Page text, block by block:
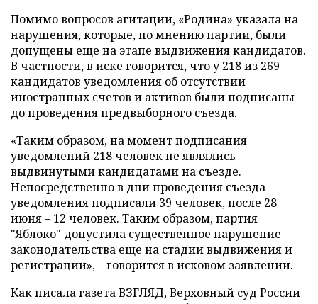
Помимо вопросов агитации, «Родина» указала на
нарушения, которые, по мнению партии, были
допущены еще на этапе выдвижения кандидатов.
В частности, в иске говорится, что у 218 из 269
кандидатов уведомления об отсутствии
иностранных счетов и активов были подписаны
до проведения предвыборного съезда.
«Таким образом, на момент подписания
уведомлений 218 человек не являлись
выдвинутыми кандидатами на съезде.
Непосредственно в дни проведения съезда
уведомления подписали 39 человек, после 28
июня – 12 человек. Таким образом, партия
"Яблоко" допустила существенное нарушение
законодательства еще на стадии выдвижения и
регистрации», – говорится в исковом заявлении.
Как писала газета ВЗГЛЯД, Верховный суд России